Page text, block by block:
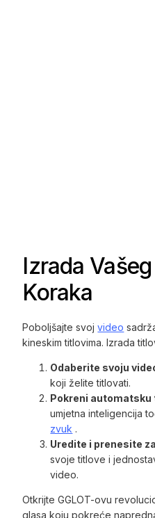
Izrada
Koraka
Poboljšajte svojvideo
kineskim titlovima. Izrada
Odaberite svoju
koji želite titlovati.
Pokreni
umjetna inteligencija
zvuk .
Uredite i prenesite
svoje titlove i
video.
Otkrijte GGLOT-ovu
glasa koju pokreće